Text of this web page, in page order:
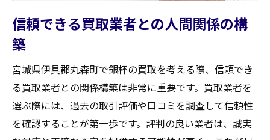
信頼できる買取業者との人間関係の構
築
宮城県伊具郡丸森町で銀杯の買取を考える際、信頼でき
る買取業者との関係構築は非常に重要です。買取業者を
選ぶ際には、過去の取引評価や口コミを調査して信頼性
を確認することが第一歩です。評判の良い業者は、誠実